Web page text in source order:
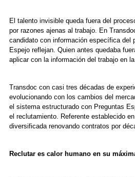
El talento invisible queda fuera del
por razones ajenas al trabajo. En
candidato con información específica del
Espejo reflejan. Quien antes quedaba
aplicar con la información del trabajo en
Transdoc con casi tres décadas de
evolucionando con los cambios del
el sistema estructurado con Preguntas
el reclutamiento. Referente establecido
diversificada renovando contratos por
Reclutar es calor humano en su